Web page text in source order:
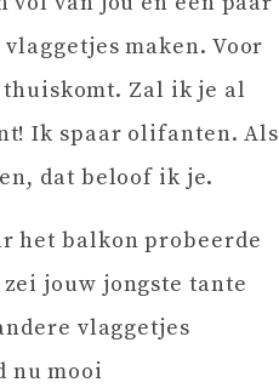
maken. Voor
Zal ik je al
Ik spaar olifanten. Als
dat beloof ik je.
het balkon probeerde
jouw jongste tante
vlaggetjes
nu mooi